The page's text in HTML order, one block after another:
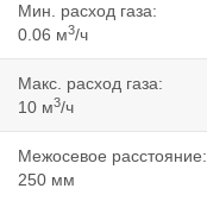
Мин. расход газа:
0.06 м3/ч
Макс. расход газа:
10 м3/ч
Межосевое расстояние:
250 мм